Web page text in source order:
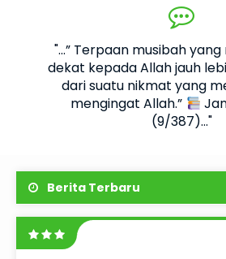
Indonesia hari ini
fashion,..
"...” Terpaan musibah
dekat kepada Allah jauh
dari suatu nikmat yang
mengingat Allah.”
(9/387)..."
Berita Terbaru
Kajian Senin Sore:
Memperdalam
Pemahaman
Alhamdulillah, pada Senin, 3
Pesantren Ibnu Abbas As-Salafy
antusias. Pada kesempatan kali..